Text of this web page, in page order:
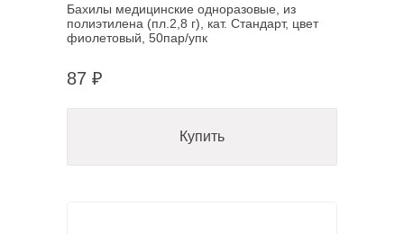
Бахилы медицинские одноразовые, из
полиэтилена (пл.2,8 г), кат. Стандарт, цвет
фиолетовый, 50пар/упк
87 ₽
Купить